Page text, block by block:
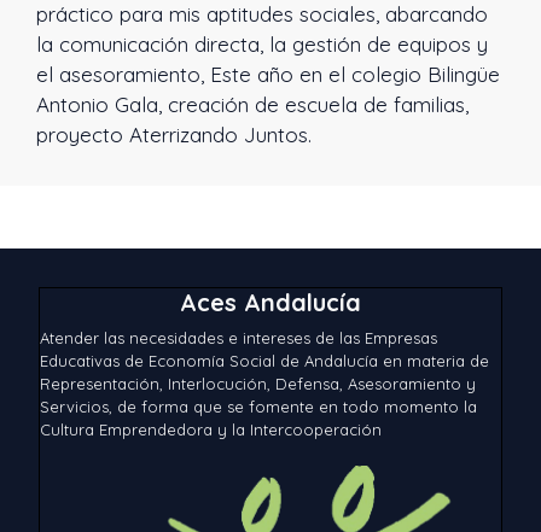
práctico para mis aptitudes sociales, abarcando
la comunicación directa, la gestión de equipos y
el asesoramiento, Este año en el colegio Bilingüe
Antonio Gala, creación de escuela de familias,
proyecto Aterrizando Juntos.
Aces Andalucía
Atender las necesidades e intereses de las Empresas
Educativas de Economía Social de Andalucía en materia de
Representación, Interlocución, Defensa, Asesoramiento y
Servicios, de forma que se fomente en todo momento la
Cultura Emprendedora y la Intercooperación